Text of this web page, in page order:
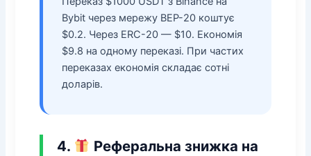
Bybit через мережу BEP-20 коштує
$0.2. Через ERC-20 — $10. Економія
$9.8 на одному переказі. При частих
переказах економія складає сотні
доларів.
4.
Реферальна знижка на